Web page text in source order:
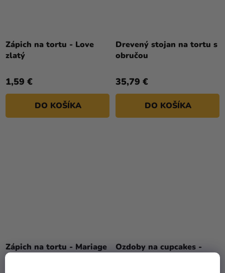
Zápich na tortu - Love
zlatý
1,59 €
DO KOŠÍKA
Drevený stojan na tortu s
obručou
35,79 €
DO KOŠÍKA
Zápich na tortu - Mariage
zlatý
Ozdoby na cupcakes -